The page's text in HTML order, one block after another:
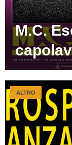
M.C.
ALTRO